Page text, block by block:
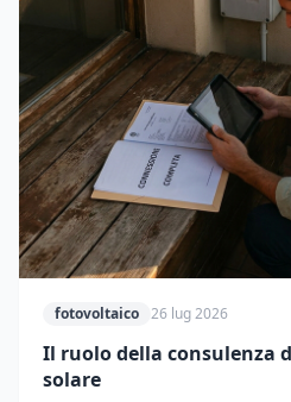
fotovoltaico 26 lug 2026
Il ruolo della consulenza
solare